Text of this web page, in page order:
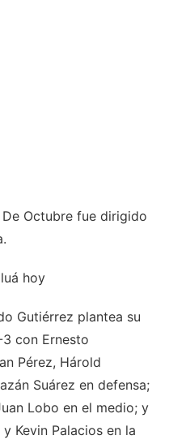
Octubre fue dirigido
hoy
Gutiérrez plantea su
con Ernesto
Pérez, Hárold
Suárez en defensa;
Lobo en el medio; y
Kevin Palacios en la